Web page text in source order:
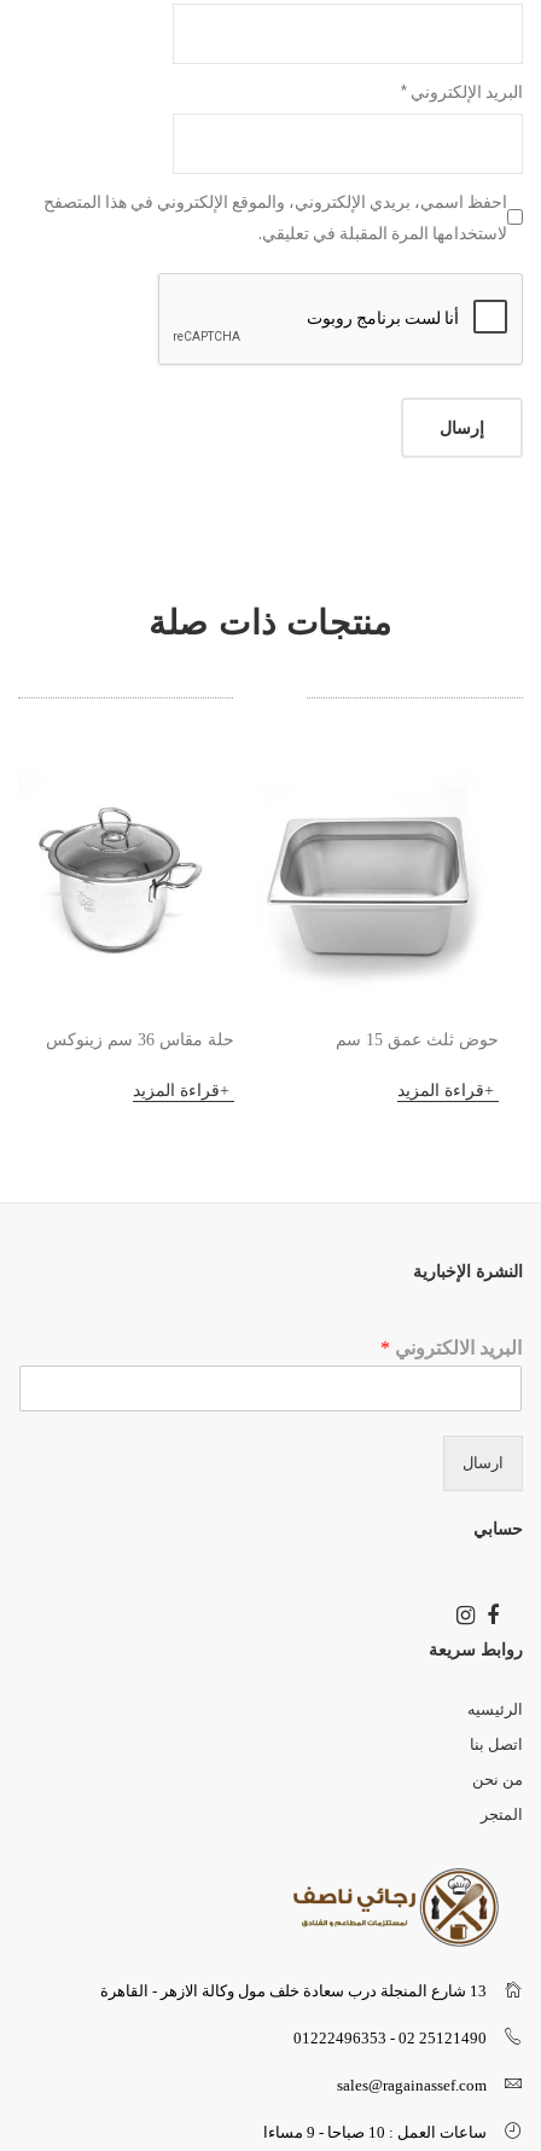
البريد الإلكتروني *
احفظ اسمي، بريدي الإلكتروني، والموقع الإلكتروني في هذا المتصفح
لاستخدامها المرة المقبلة في تعليقي.
منتجات ذات صلة
حلة مقاس 36 سم زينوكس
قراءة المزيد
حوض ثلث عمق 15 سم
قراءة المزيد
النشرة الإخبارية
البريد الالكتروني *
ارسال
حسابي
روابط سريعة
الرئيسيه
اتصل بنا
من نحن
المتجر
13 شارع المنجلة درب سعادة خلف مول وكالة الازهر - القاهرة
25121490 02 - 01222496353
sales@ragainassef.com
ساعات العمل : 10 صباحا - 9 مساءا